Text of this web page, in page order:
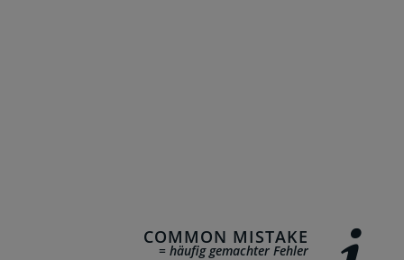
COMMON MISTAKE
= häufig gemachter Fehler